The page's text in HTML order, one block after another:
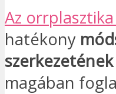
Az
hatékony
szerkezetének
magában